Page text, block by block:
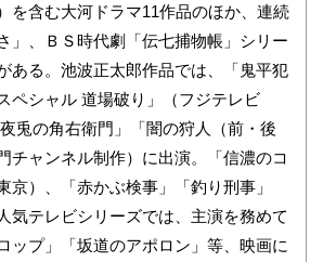
を含む大河ドラマ11作品のほか、連続
」、ＢＳ時代劇「伝七捕物帳」シリー
ある。池波正太郎作品では、「鬼平犯
ペシャル 道場破り」（フジテレビ
兎の角右衛門」「闇の狩人（前・後
チャンネル制作）に出演。「信濃のコ
京）、「赤かぶ検事」「釣り刑事」
気テレビシリーズでは、主演を務めて
ップ」「坂道のアポロン」等、映画に